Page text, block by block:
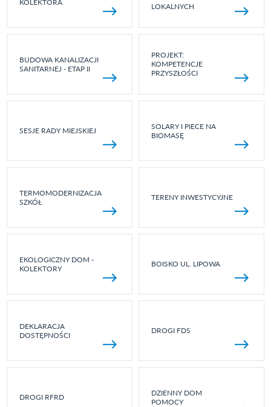
KOLEKTORA
LOKALNYCH
BUDOWA KANALIZACJI
SANITARNEJ - ETAP II
PROJEKT:
KOMPETENCJE
PRZYSZŁOŚCI
SESJE RADY MIEJSKIEJ
SOLARY I PIECE NA
BIOMASĘ
TERMOMODERNIZACJA
SZKÓŁ
TERENY INWESTYCYJNE
EKOLOGICZNY DOM -
KOLEKTORY
BOISKO UL. LIPOWA
DEKLARACJA
DOSTĘPNOŚCI
DROGI FDS
DROGI RFRD
DZIENNY DOM
POMOCY